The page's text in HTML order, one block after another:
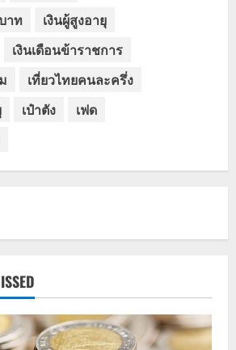
าท
เงินผู้สูงอายุ
เงินเดือนข้าราชการ
เที่ยวไทยคนละครึ่ง
เป๋าตัง
เฟด